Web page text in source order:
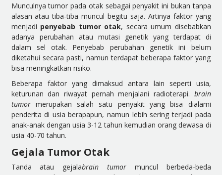
Munculnya tumor pada otak sebagai penyakit ini bukan tanpa
alasan atau tiba-tiba muncul begitu saja. Artinya faktor yang
menjadi penyebab tumor otak, secara umum disebabkan
adanya perubahan atau mutasi genetik yang terdapat di
dalam sel otak. Penyebab perubahan genetik ini belum
diketahui secara pasti, namun terdapat beberapa faktor yang
bisa meningkatkan risiko.
Beberapa faktor yang dimaksud antara lain seperti usia,
keturunan dan riwayat pernah menjalani radioterapi. brain
tumor merupakan salah satu penyakit yang bisa dialami
penderita di usia berapapun, namun lebih sering terjadi pada
anak-anak dengan usia 3-12 tahun kemudian orang dewasa di
usia 40-70 tahun.
Gejala Tumor Otak
Tanda atau gejalabrain tumormuncul berbeda-beda